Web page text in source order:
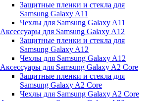
Защитные пленки и стекла для
Samsung Galaxy A11
Чехлы для Samsung Galaxy A11
Аксессуары для Samsung Galaxy A12
Защитные пленки и стекла для
Samsung Galaxy A12
Чехлы для Samsung Galaxy A12
Аксессуары для Samsung Galaxy A2 Core
Защитные пленки и стекла для
Samsung Galaxy A2 Core
Чехлы для Samsung Galaxy A2 Core